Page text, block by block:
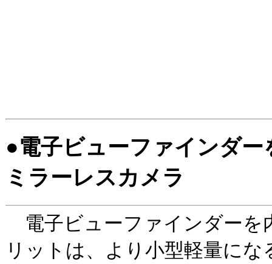
●電子ビューファインダ
ミラーレスカメラ
電子ビューファインダーを
リットは、より小型軽量に